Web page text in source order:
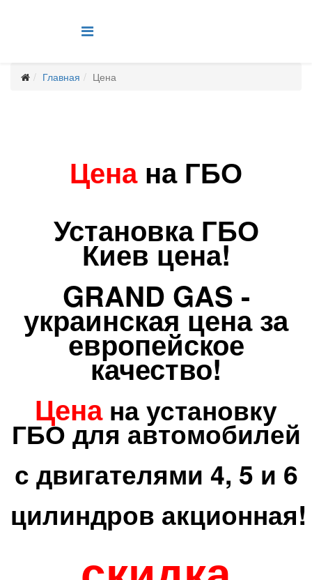
Главная Цена
Ценана ГБО
Установка ГБО
Киев цена!
GRAND GAS -
украинская цена за
европейское
качество!
Ценана установку
ГБО для автомобилей
с двигателями 4, 5 и 6
цилиндров акционная!